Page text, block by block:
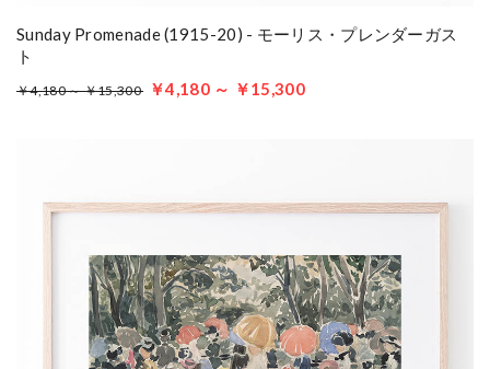
Sunday Promenade (1915-20) - モーリス・プレンダーガス
ト
￥4,180 ～ ￥15,300 ￥4,180 ～ ￥15,300